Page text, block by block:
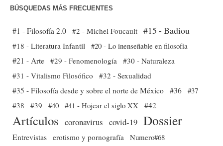
BÚSQUEDAS MÁS FRECUENTES
#1 - Filosofía 2.0 #2 - Michel Foucault #15 - Badiou
#18 - Literatura Infantil #20 - Lo inenseñable en filosofía
#21 - Arte #29 - Fenomenología
#30 - Naturaleza
#31 - Vitalismo Filosófico
#32 - Sexualidad
#35 - Filosofía desde y sobre el norte de México #36 #37
#38
#39 #40 #41 - Hojear el siglo XX #42
Artículos coronavirus covid-19 Dossier
Entrevistas erotismo y pornografía
Numero#68